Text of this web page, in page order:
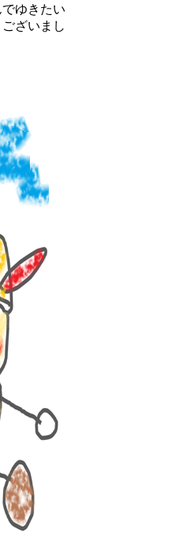
ゆきたい
ざいまし